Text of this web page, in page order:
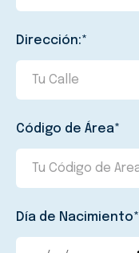
Dirección:*
Código de Área*
Día de Nacimiento*